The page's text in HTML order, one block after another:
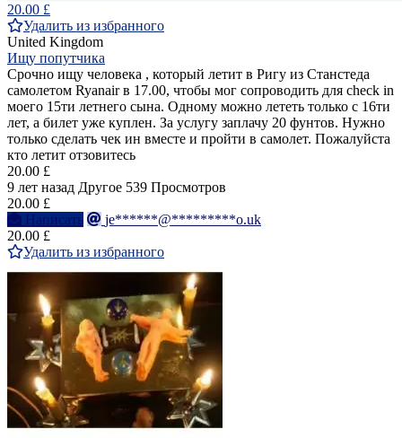
20.00 £
Удалить из избранного
United Kingdom
Ищу попутчика
Срочно ищу человека , который летит в Ригу из Станстеда
самолетом Ryanair в 17.00, чтобы мог сопроводить для check in
моего 15ти летнего сына. Одному можно лететь только с 16ти
лет, а билет уже куплен. За услугу заплачу 20 фунтов. Нужно
только сделать чек ин вместе и пройти в самолет. Пожалуйста
кто летит отзовитесь
20.00 £
9 лет назад Другое 539 Просмотров
20.00 £
Написать
je******@*********o.uk
20.00 £
Удалить из избранного